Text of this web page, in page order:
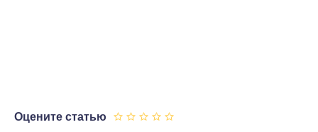
Оцените статью